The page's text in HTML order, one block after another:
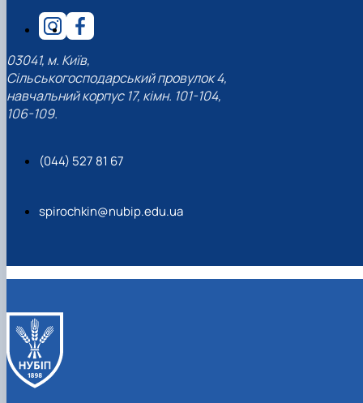
03041, м. Київ,
Сільськогосподарський провулок 4,
навчальний корпус 17, кімн. 101-104,
106-109.
(044) 527 81 67
spirochkin@nubip.edu.ua